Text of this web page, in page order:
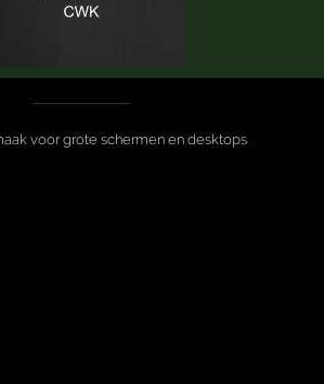
voor grote schermen en desktops